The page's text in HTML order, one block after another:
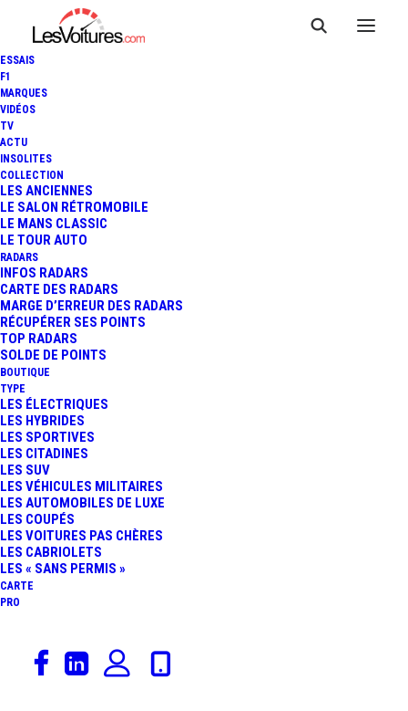
ESSAIS
F1
MARQUES
VIDÉOS
TV
ACTU
INSOLITES
COLLECTION
LES ANCIENNES
LE SALON RÉTROMOBILE
LE MANS CLASSIC
LE TOUR AUTO
RADARS
INFOS RADARS
CARTE DES RADARS
MARGE D’ERREUR DES RADARS
RÉCUPÉRER SES POINTS
TOP RADARS
SOLDE DE POINTS
BOUTIQUE
TYPE
LES ÉLECTRIQUES
LES HYBRIDES
LES SPORTIVES
LES CITADINES
LES SUV
LES VÉHICULES MILITAIRES
LES AUTOMOBILES DE LUXE
LES COUPÉS
LES VOITURES PAS CHÈRES
LES CABRIOLETS
LES « SANS PERMIS »
CARTE
PRO
POUR LES 24 HEURES DU
2 Minutes
La Nissan ZEOD RCsera en piste aux Heures du Mans
2014 ! Le prototype électrique occupera le «